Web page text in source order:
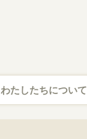
わたしたちについて